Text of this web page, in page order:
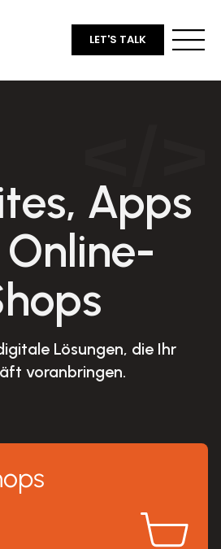
LET'S TALK
Apps
Lösungen, die Ihr
voranbringen.